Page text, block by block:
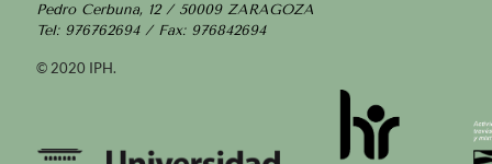
Pedro Cerbuna, 12 / 50009 ZARAGOZA
Tel: 976762694 / Fax: 976842694
© 2020 IPH.